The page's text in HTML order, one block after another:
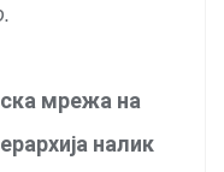
мрежа на
налик